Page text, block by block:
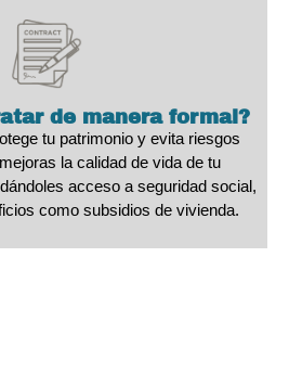
de manera formal?
tu patrimonio y evita riesgos
la calidad de vida de tu
acceso a seguridad social,
como subsidios de vivienda.